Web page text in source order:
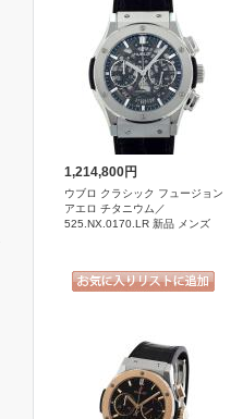
1,214,800円
ウブロ クラシック フュージョン
アエロ チタニウム／
525.NX.0170.LR 新品 メンズ